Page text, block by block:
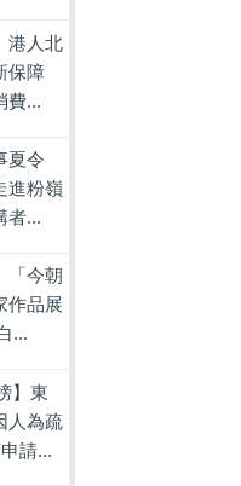
港人北
保障
費...
夏令
進粉嶺
者...
「今朝
作品展
...
】東
人為疏
請...